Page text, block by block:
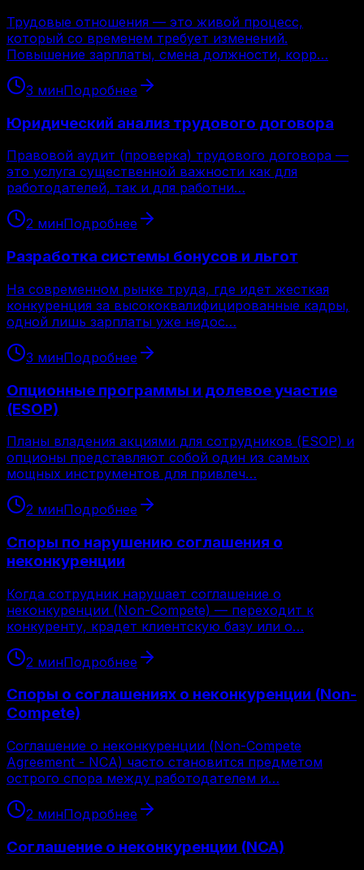
Трудовые отношения — это живой процесс,
который со временем требует изменений.
Повышение зарплаты, смена должности, корр…
3 минПодробнее
Юридический анализ трудового договора
Правовой аудит (проверка) трудового договора —
это услуга существенной важности как для
работодателей, так и для работни…
2 минПодробнее
Разработка системы бонусов и льгот
На современном рынке труда, где идет жесткая
конкуренция за высококвалифицированные кадры,
одной лишь зарплаты уже недос…
3 минПодробнее
Опционные программы и долевое участие
(ESOP)
Планы владения акциями для сотрудников (ESOP) и
опционы представляют собой один из самых
мощных инструментов для привлеч…
2 минПодробнее
Споры по нарушению соглашения о
неконкуренции
Когда сотрудник нарушает соглашение о
неконкуренции (Non-Compete) — переходит к
конкуренту, крадет клиентскую базу или о…
2 минПодробнее
Споры о соглашениях о неконкуренции (Non-
Compete)
Соглашение о неконкуренции (Non-Compete
Agreement - NCA) часто становится предметом
острого спора между работодателем и…
2 минПодробнее
Соглашение о неконкуренции (NCA)